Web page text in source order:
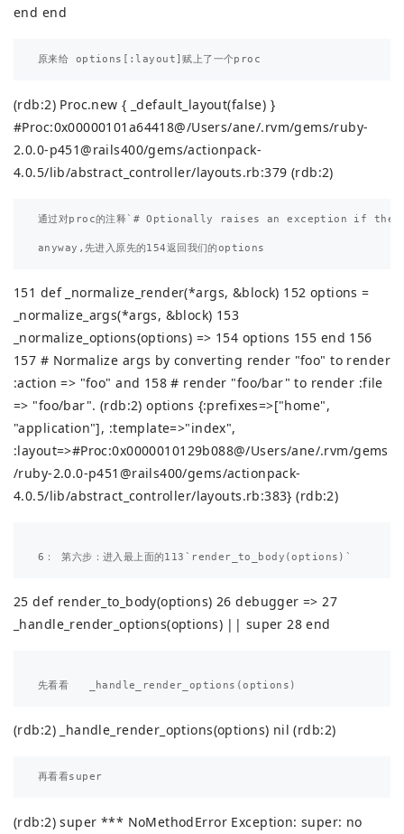
end end
(rdb:2) Proc.new { _default_layout(false) }
#Proc:0x00000101a64418@/Users/ane/.rvm/gems/ruby-
2.0.0-p451@rails400/gems/actionpack-
4.0.5/lib/abstract_controller/layouts.rb:379 (rdb:2)
通过对proc的注释`# Optionally raises an exception if the
151 def _normalize_render(*args, &block) 152 options =
_normalize_args(*args, &block) 153
_normalize_options(options) => 154 options 155 end 156
157 # Normalize args by converting render "foo" to render
:action => "foo" and 158 # render "foo/bar" to render :file
=> "foo/bar". (rdb:2) options {:prefixes=>["home",
"application"], :template=>"index",
:layout=>#Proc:0x0000010129b088@/Users/ane/.rvm/gems
/ruby-2.0.0-p451@rails400/gems/actionpack-
4.0.5/lib/abstract_controller/layouts.rb:383} (rdb:2)
25 def render_to_body(options) 26 debugger => 27
_handle_render_options(options) || super 28 end
(rdb:2) _handle_render_options(options) nil (rdb:2)
(rdb:2) super *** NoMethodError Exception: super: no